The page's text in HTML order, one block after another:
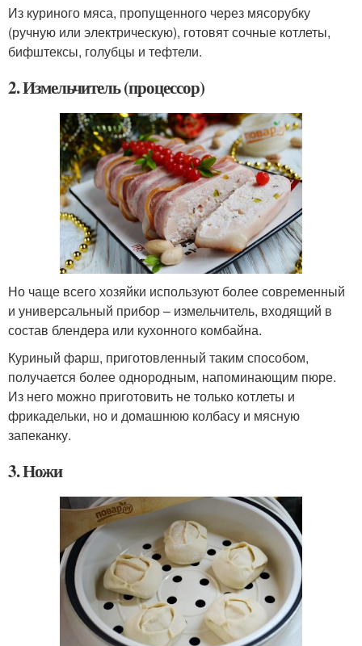
Из куриного мяса, пропущенного через мясорубку
(ручную или электрическую), готовят сочные котлеты,
бифштексы, голубцы и тефтели.
2. Измельчитель (процессор)
Но чаще всего хозяйки используют более современный
и универсальный прибор – измельчитель, входящий в
состав блендера или кухонного комбайна.
Куриный фарш, приготовленный таким способом,
получается более однородным, напоминающим пюре.
Из него можно приготовить не только котлеты и
фрикадельки, но и домашнюю колбасу и мясную
запеканку.
3. Ножи